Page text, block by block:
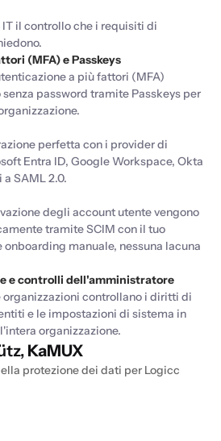
il controllo che i requisiti di
(MFA) e Passkeys
a più fattori (MFA)
password tramite Passkeys per
perfetta con i provider di
Entra ID, Google Workspace, Okta
SAML 2.0.
degli account utente vengono
tramite SCIM con il tuo
manuale, nessuna lacuna
e controlli dell'amministratore
controllano i diritti di
e le impostazioni di sistema in
organizzazione.
KaMUX
protezione dei dati per Logicc